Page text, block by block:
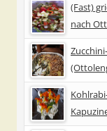
(Fast)
nach